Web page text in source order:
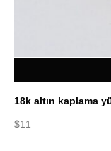
18k altın kaplama
$11